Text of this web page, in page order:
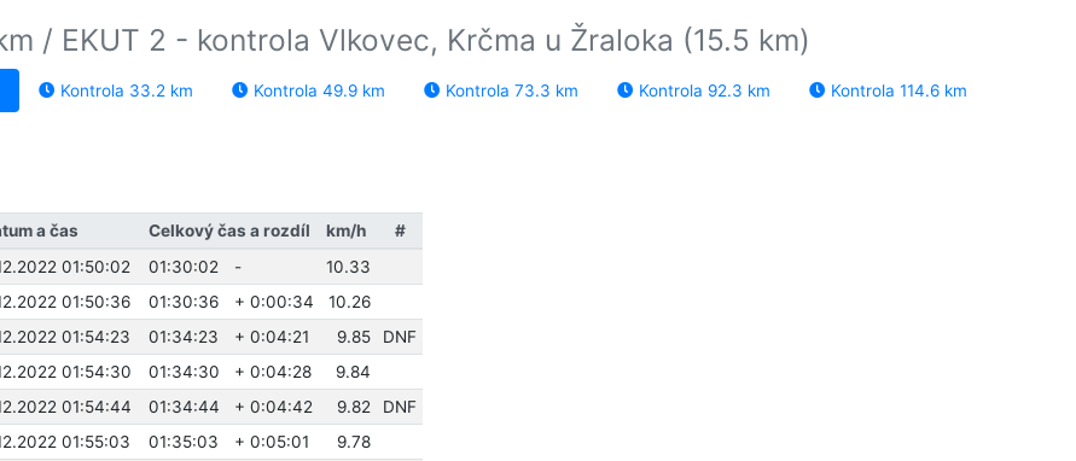
/ EKUT 2 - kontrola Vlkovec, Krčma u Žraloka (15.5 km)
Kontrola 33.2 km Kontrola 49.9 km Kontrola 73.3 km Kontrola 92.3 km Kontrola 114.6 km
a čas Celkový čas a rozdíl km/h
#
01:50:02 01:30:02 -
10.33
01:50:36 01:30:36 + 0:00:34
10.26
01:54:23 01:34:23 + 0:04:21 9.85
DNF
01:54:30 01:34:30 + 0:04:28
9.84
01:54:44 01:34:44 + 0:04:42 9.82
DNF
01:55:03 01:35:03 + 0:05:01
9.78